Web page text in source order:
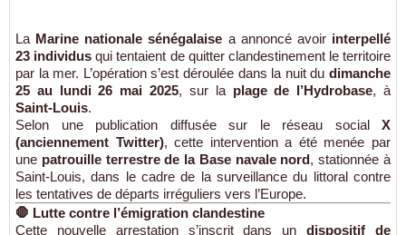
La Marine nationale sénégalaise a annoncé avoir interpellé
23 individus qui tentaient de quitter clandestinement le territoire
par la mer. L’opération s’est déroulée dans la nuit du dimanche
25 au lundi 26 mai 2025, sur la plage de l’Hydrobase, à
Saint-Louis.
Selon une publication diffusée sur le réseau social X
(anciennement Twitter), cette intervention a été menée par
une patrouille terrestre de la Base navale nord, stationnée à
Saint-Louis, dans le cadre de la surveillance du littoral contre
les tentatives de départs irréguliers vers l’Europe.
🛑 Lutte contre l’émigration clandestine
Cette nouvelle arrestation s’inscrit dans undispositif de